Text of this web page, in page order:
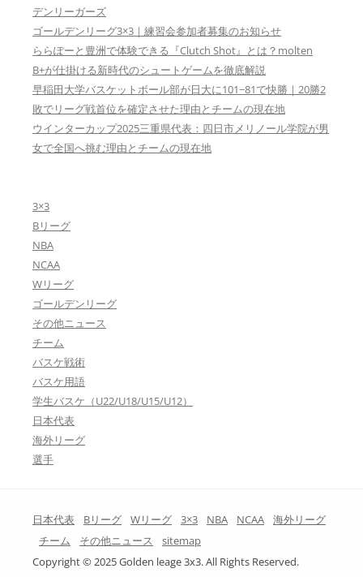
デンリーガーズ
ゴールデンリーグ3×3｜練習会参加者募集のお知らせ
ららぽーと豊洲で体験できる『Clutch Shot』とは？molten
B+が仕掛ける新時代のシュートゲームを徹底解説
早稲田大学バスケットボール部が日大に101−81で快勝｜20勝2
敗でリーグ戦首位を確定させた理由とチームの現在地
ウインターカップ2025三重県代表：四日市メリノール学院が男
女で全国へ挑む理由とチームの現在地
3×3
Bリーグ
NBA
NCAA
Wリーグ
ゴールデンリーグ
その他ニュース
チーム
バスケ戦術
バスケ用語
学生バスケ（U22/U18/U15/U12）
日本代表
海外リーグ
選手
日本代表 Bリーグ Wリーグ 3×3 NBA NCAA
海外リーグ
チーム
その他ニュース
sitemap
Copyright © 2025 Golden leage 3x3. All Rights Reserved.